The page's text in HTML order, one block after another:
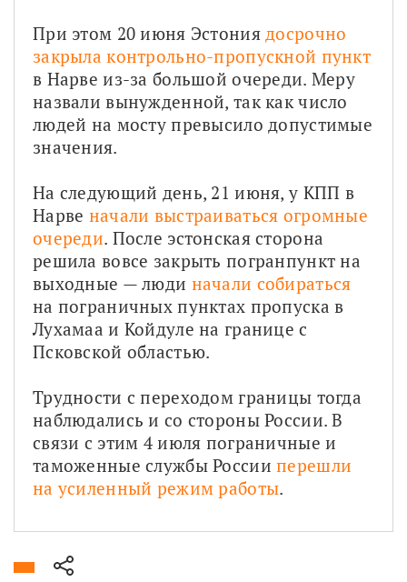
При этом 20 июня Эстония досрочно
закрыла контрольно-пропускной пункт
в Нарве из-за большой очереди. Меру
назвали вынужденной, так как число
людей на мосту превысило допустимые
значения.
На следующий день, 21 июня, у КПП в
Нарве начали выстраиваться огромные
очереди. После эстонская сторона
решила вовсе закрыть погранпункт на
выходные — люди начали собираться
на пограничных пунктах пропуска в
Лухамаа и Койдуле на границе с
Псковской областью.
Трудности с переходом границы тогда
наблюдались и со стороны России. В
связи с этим 4 июля пограничные и
таможенные службы России перешли
на усиленный режим работы.